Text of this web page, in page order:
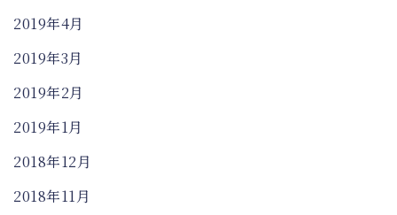
2019年4月
2019年3月
2019年2月
2019年1月
2018年12月
2018年11月